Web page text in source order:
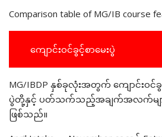
Comparison table of MG/IB course
ကျောင်းဝင်ခွင့်စာမေးပွဲ
MG/IBDP​ နှစ်ခုလုံးအတွက် ကျောင်းဝင်
ပွဲတို့နှင့် ပတ်သက်သည့်အချက်အလက်မျာ
ဖြစ်သည်။